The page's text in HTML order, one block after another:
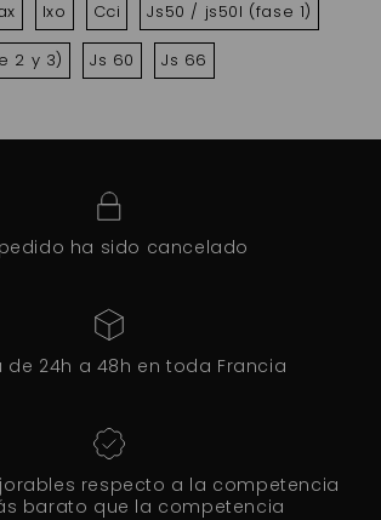
Ixo Cci Js50 / js50l (fase 1)
2 y 3) Js 60 Js 66
ha sido cancelado
de 24h a 48h en toda Francia
respecto a la competencia
barato que la competencia